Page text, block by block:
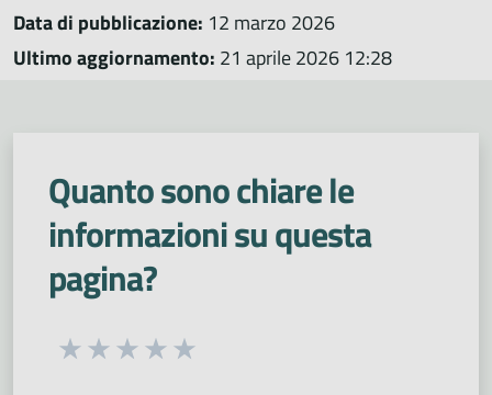
Data di pubblicazione: 12 marzo 2026
Ultimo aggiornamento: 21 aprile 2026 12:28
Quanto sono chiare le
informazioni su questa
pagina?
Seleziona una valutazione da 1 a 5 stelle